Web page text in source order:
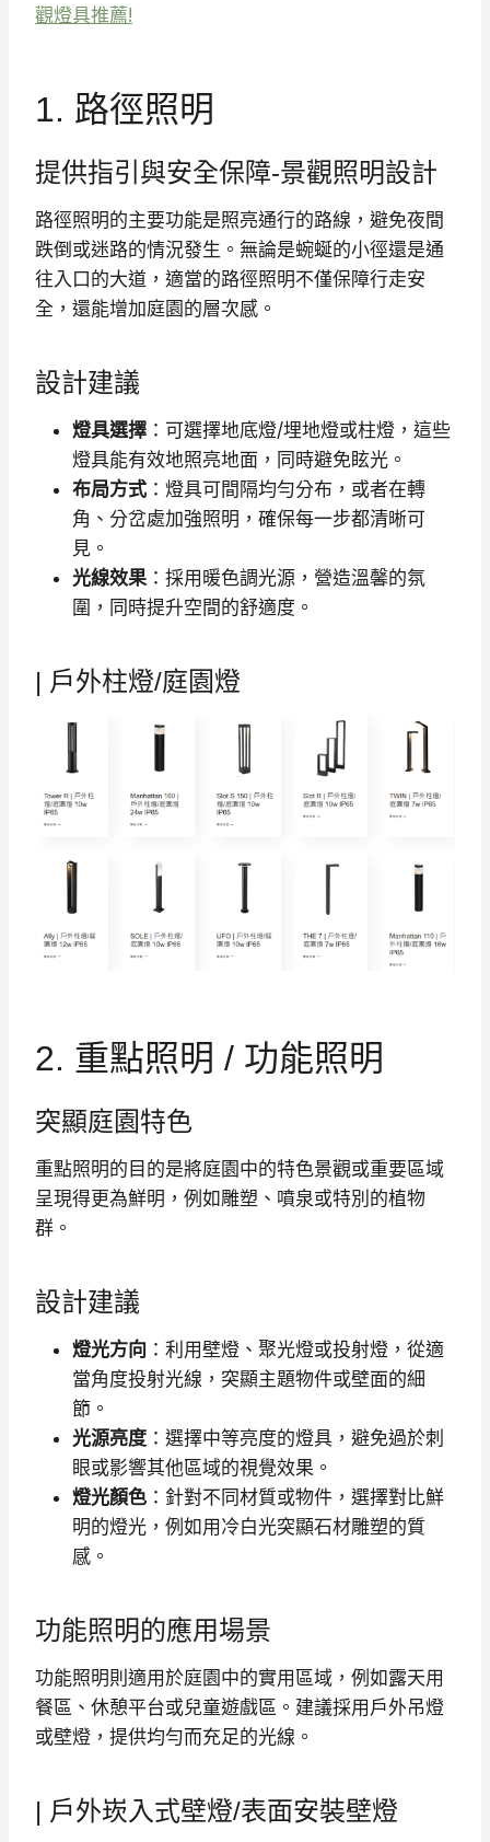
觀燈具推薦!
1. 路徑照明
提供指引與安全保障-景觀照明設計
路徑照明的主要功能是照亮通行的路線，避免夜間
跌倒或迷路的情況發生。無論是蜿蜒的小徑還是通
往入口的大道，適當的路徑照明不僅保障行走安
全，還能增加庭園的層次感。
設計建議
燈具選擇 ：可選擇地底燈/埋地燈或柱燈，這些
燈具能有效地照亮地面，同時避免眩光。
布局方式 ：燈具可間隔均勻分布，或者在轉
角、分岔處加強照明，確保每一步都清晰可
見。
光線效果 ：採用暖色調光源，營造溫馨的氛
圍，同時提升空間的舒適度。
| 戶外柱燈/庭園燈
2. 重點照明 / 功能照明
突顯庭園特色
重點照明的目的是將庭園中的特色景觀或重要區域
呈現得更為鮮明，例如雕塑、噴泉或特別的植物
群。
設計建議
燈光方向 ：利用壁燈、聚光燈或投射燈，從適
當角度投射光線，突顯主題物件或壁面的細
節。
光源亮度 ：選擇中等亮度的燈具，避免過於刺
眼或影響其他區域的視覺效果。
燈光顏色 ：針對不同材質或物件，選擇對比鮮
明的燈光，例如用冷白光突顯石材雕塑的質
感。
功能照明的應用場景
功能照明則適用於庭園中的實用區域，例如露天用
餐區、休憩平台或兒童遊戲區。建議採用戶外吊燈
或壁燈，提供均勻而充足的光線。
| 戶外崁入式壁燈/表面安裝壁燈